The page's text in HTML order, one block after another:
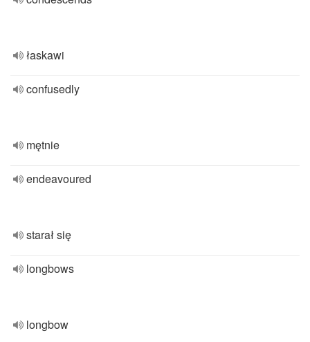
łaskawi
confusedly
mętnie
endeavoured
starał się
longbows
longbow